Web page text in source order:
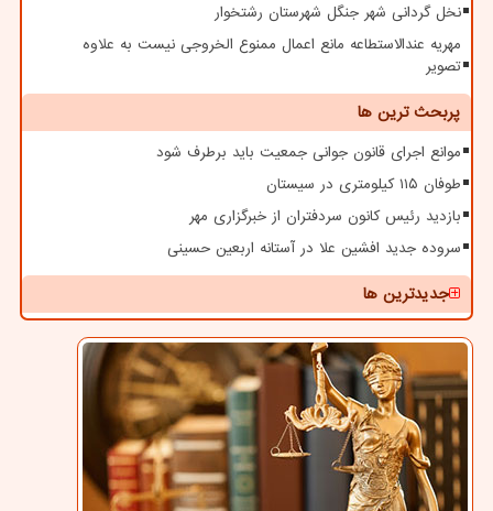
نخل گردانی شهر جنگل شهرستان رشتخوار
مهریه عندالاستطاعه مانع اعمال ممنوع الخروجی نیست به علاوه
تصویر
پربحث ترین ها
موانع اجرای قانون جوانی جمعیت باید برطرف شود
طوفان ۱۱۵ کیلومتری در سیستان
بازدید رئیس کانون سردفتران از خبرگزاری مهر
سروده جدید افشین علا در آستانه اربعین حسینی
جدیدترین ها